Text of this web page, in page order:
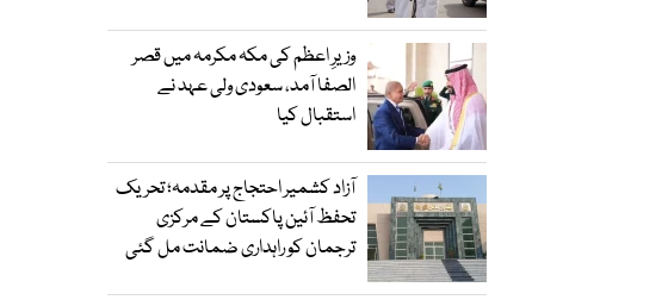
وزیرِ اعظم کی مکہ مکرمہ میں قصر
الصفا آمد، سعودی ولی عہد نے
استقبال کیا
آزاد کشمیر احتجاج پر مقدمہ؛ تحریک
تحفظ آئین پاکستان کے مرکزی
ترجمان کو راہداری ضمانت مل گئی